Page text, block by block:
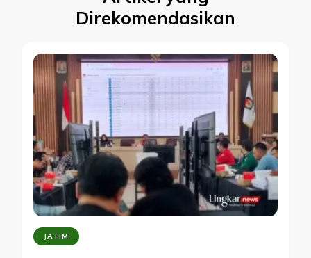
Direkomendasikan
JATIM